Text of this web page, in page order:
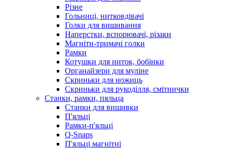
Різне
Гольниці, нитковдівачі
Голки для вишивання
Наперстки, вспорювачі, різаки
Магніти-тримачі голки
Рамки
Котушки для ниток, бобінки
Органайзери для муліне
Скриньки для ножиць
Скриньки для рукоділля, смітнички
Станки, рамки, пяльца
Станки для вишивки
П'яльці
Рамки-п'яльці
Q-Snaps
П'яльці магнітні